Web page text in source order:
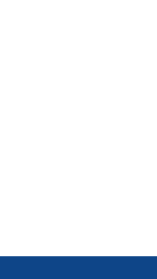
includono
da